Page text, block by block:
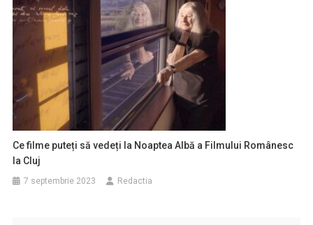
Ce filme puteți să vedeți la Noaptea Albă a Filmului Românesc
la Cluj
7 septembrie 2023 Redactia